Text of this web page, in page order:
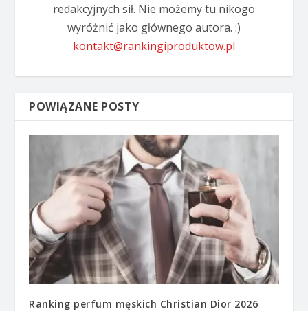
redakcyjnych sił. Nie możemy tu nikogo
wyróżnić jako głównego autora. :)
kontakt@rankingiproduktow.pl
POWIĄZANE POSTY
Ranking perfum męskich Christian Dior 2026